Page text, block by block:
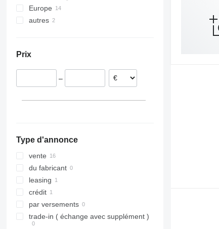
ZPS 180
ZWP
ZWP 180
T700
T900
ZWF
Europe
Allemagne
Pays-Bas
Hongrie
autres
Prix
–
Type d'annonce
vente
du fabricant
leasing
crédit
par versements
trade-in ( échange avec supplément )